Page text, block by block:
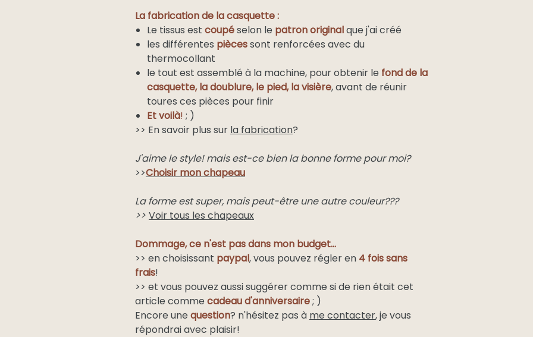
La fabrication de la casquette :
Le tissus est coupéselon le patron originalque j'ai créé
les différentes piècessont renforcées avec du
thermocollant
le tout est assemblé à la machine, pour obtenir le fond de la
casquette, la doublure, le pied, la visière, avant de réunir
toures ces pièces pour finir
Et voilà! ; )
>> En savoir plus sur la fabrication?
J'aime le style! mais est-ce bien la bonne forme pour moi?
>>Choisir mon chapeau
La forme est super, mais peut-être une autre couleur???
>> Voir tous les chapeaux
Dommage, ce n'est pas dans mon budget...
>> en choisissant paypal, vous pouvez régler en 4 fois sans
frais!
>> et vous pouvez aussi suggérer comme si de rien était cet
article comme cadeau d'anniversaire; )
Encore une question? n'hésitez pas à me contacter, je vous
répondrai avec plaisir!